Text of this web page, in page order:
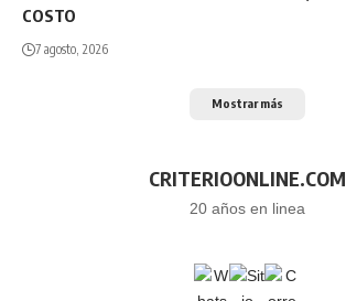
COSTO
7 agosto, 2026
Mostrar más
CRITERIOONLINE.COM
20 años en linea